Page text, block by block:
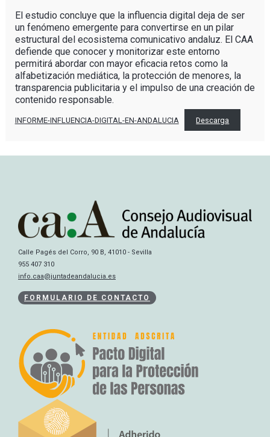
El estudio concluye que la influencia digital deja de ser
un fenómeno emergente para convertirse en un pilar
estructural del ecosistema comunicativo andaluz. El CAA
defiende que conocer y monitorizar este entorno
permitirá abordar con mayor eficacia retos como la
alfabetización mediática, la protección de menores, la
transparencia publicitaria y el impulso de una creación de
contenido responsable.
INFORME-INFLUENCIA-DIGITAL-EN-ANDALUCIA Descarga
Calle Pagés del Corro, 90 B, 41010 - Sevilla
955 407 310
info.caa@juntadeandalucia.es
FORMULARIO DE CONTACTO